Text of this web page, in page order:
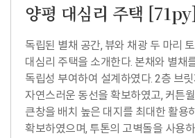
양평 대심리 주택
독립된 별채 공간, 뷰와 채광 두 마리
대심리 주택을 소개한다. 본채와 별채
독립성 부여하여 설계하였다. 2층 브
자연스러운 동선을 확보하였고, 커튼
큰창을 배치 높은 대지를 최대한 활용
확보하였으며, 투톤의 고벽돌을 사용